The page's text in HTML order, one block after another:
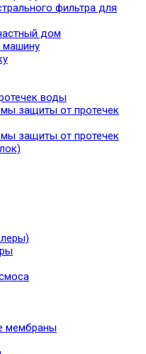
фильтра для
дом
машину
воды
защиты от протечек
защиты от протечек
мембраны